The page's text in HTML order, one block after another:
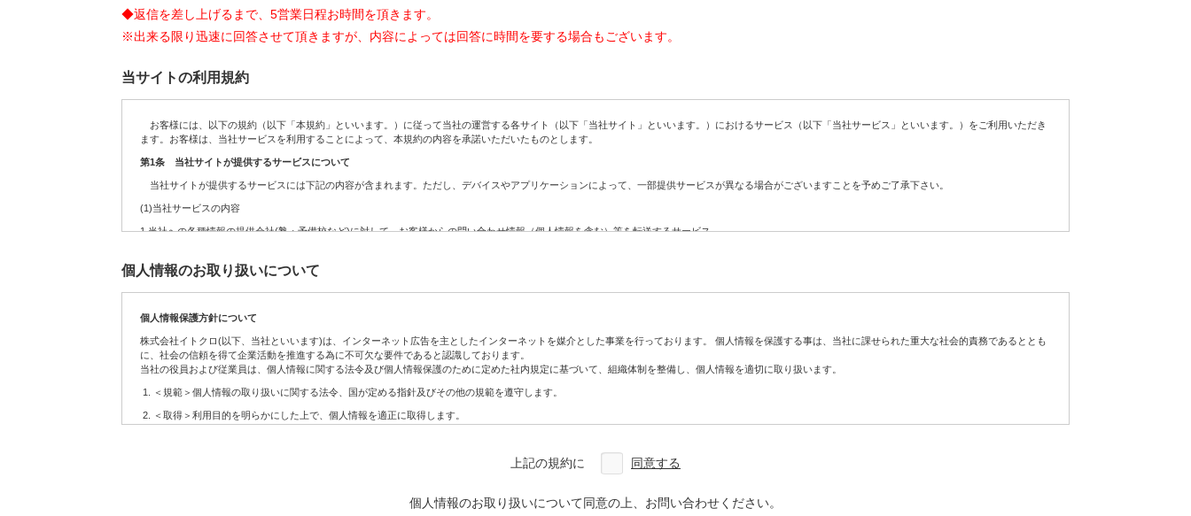
◆返信を差し上げるまで、5営業日程お時間を頂きます。
※出来る限り迅速に回答させて頂きますが、内容によっては回答に時間を要する場合もございます。
当サイトの利用規約
お客様には、以下の規約（以下「本規約」といいます。）に従って当社の運営する各サイト（以下「当社サイト」といいます。）におけるサービス（以下「当社サービス」といいます。）をご利用いただき
ます。お客様は、当社サービスを利用することによって、本規約の内容を承諾いただいたものとします。
第1条 当社サイトが提供するサービスについて
当社サイトが提供するサービスには下記の内容が含まれます。ただし、デバイスやアプリケーションによって、一部提供サービスが異なる場合がございますことを予めご了承下さい。
(1)当社サービスの内容
1.当社への各種情報の提供会社(塾・予備校など)に対して、お客様からの問い合わせ情報（個人情報を含む）等を転送するサービス
3.定期・不定期に実施する各種のキャンペーンサービス
5.お客様が送信(発信)するコンテンツの募集、及び掲載
6.配信の許可を得たお客様に対して配信するメールマガジン・DM
7.その他上記に関連するサービス
(2)当社サービスの利用に当たって注意事項
お客様が当社サービスをご利用になる場合には、WEBにアクセスしていただく必要があります。お客様には、自らの責任と費用で必要な機器やソフトウェア、通信手段等をご用意いただき、それらを適切に
当社は当社サービスの内容の正確性・信頼性・完全性や確実な提供、アクセス結果などにつきましては一切保証しておりません。
個人情報のお取り扱いについて
個人情報保護方針について
株式会社イトクロ(以下、当社といいます)は、インターネット広告を主としたインターネットを媒介とした事業を行っております。 個人情報を保護する事は、当社に課せられた重大な社会的責務であるととも
に、社会の信頼を得て企業活動を推進する為に不可欠な要件であると認識しております。
当社の役員および従業員は、個人情報に関する法令及び個人情報保護のために定めた社内規定に基づいて、組織体制を整備し、個人情報を適切に取り扱います。
＜規範＞個人情報の取り扱いに関する法令、国が定める指針及びその他の規範を遵守します。
＜取得＞利用目的を明らかにした上で、個人情報を適正に取得します。
＜安全管理＞個人情報への不正アクセス、紛失、破壊、改ざん、漏えいなどの危険を十分に認識し、合理的な安全対策を実施するとともに、問題が発生した場合は適切な是正措置を講じ、個人情報の厳重な
＜開示・苦情＞当社では、取り扱う個人情報について、本人から開示、訂正、利用停止、削除及び苦情相談等のお問い合わせがあった場合は法律に基づき適正に対応します。
上記の規約に 同意する
個人情報のお取り扱いについて同意の上、お問い合わせください。